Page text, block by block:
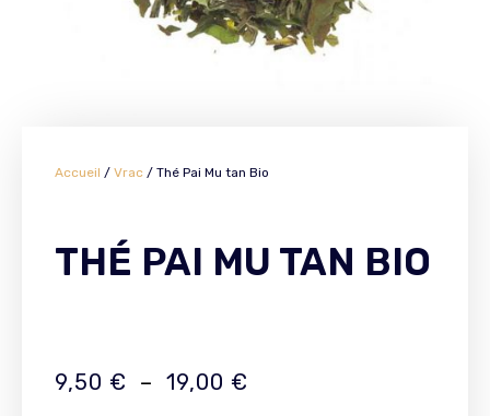
Accueil / Vrac / Thé Pai Mu tan Bio
THÉ PAI MU TAN BIO
9,50 € – 19,00 €